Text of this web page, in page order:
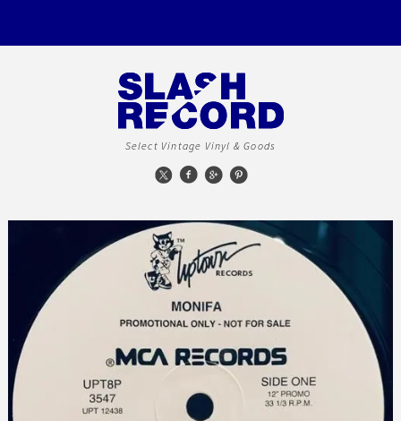
Select Vintage Vinyl & Goods